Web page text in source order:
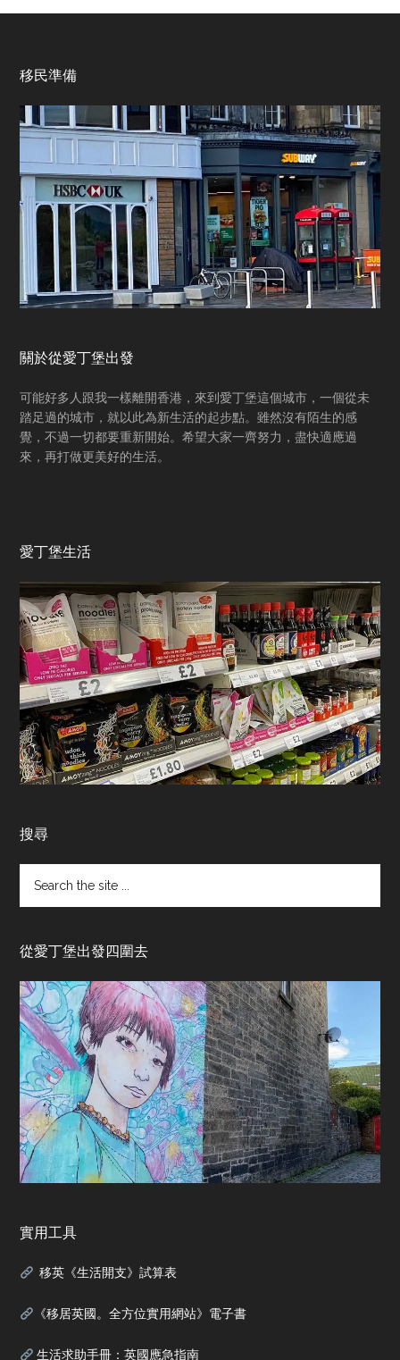
Footer
移民準備
關於從愛丁堡出發
可能好多人跟我一樣離開香港，來到愛丁堡這個城市，一個從未
踏足過的城市，就以此為新生活的起步點。雖然沒有陌生的感
覺，不過一切都要重新開始。希望大家一齊努力，盡快適應過
來，再打做更美好的生活。
愛丁堡生活
搜尋
the
從愛丁堡出發四圍去
實用工具
移英《生活開支》試算表
《移居英國。全方位實用網站》電子書
生活求助手冊：英國應急指南